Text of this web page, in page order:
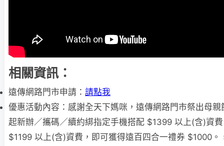
相關資訊：
遠傳網路門市申請： 請點我
優惠活動內容：感謝全天下媽咪，遠傳網路門市祭出母
起新辦／攜碼／續約綁指定手機搭配 $1399 以上(含)資
$1199 以上(含)資費，即可獲得遠百四合一禮券 $1000。